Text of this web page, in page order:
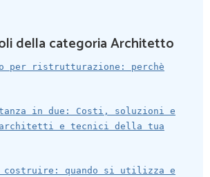
della categoria Architetto
per ristrutturazione: perchè
in due: Costi, soluzioni e
e tecnici della tua
costruire: quando si utilizza e